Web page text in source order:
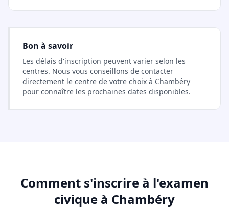
Bon à savoir
Les délais d'inscription peuvent varier selon les
centres. Nous vous conseillons de contacter
directement le centre de votre choix à Chambéry
pour connaître les prochaines dates disponibles.
Comment s'inscrire à l'examen
civique à Chambéry